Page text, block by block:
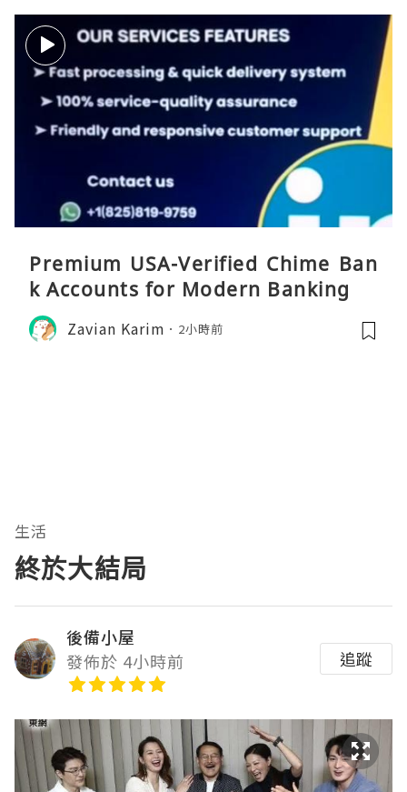
Premium USA-Verified Chime Ban
k Accounts for Modern Banking
Zavian Karim 2小時前
生活
終於大結局
後備小屋
發佈於 4小時前
追蹤